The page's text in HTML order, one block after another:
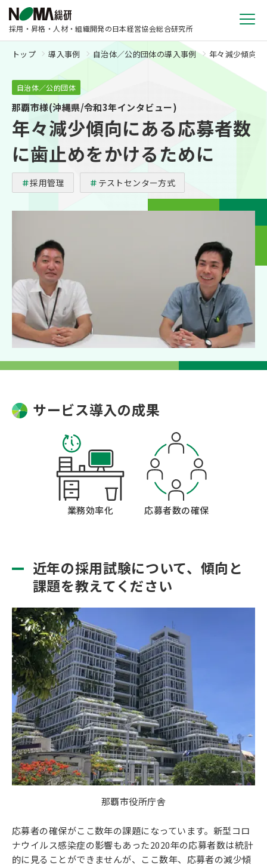
採用・昇格・人材・組織開発の日本経営協会総合研究所
トップ 導入事例 自治体／公的団体の導入事例 年々減少傾向
自治体／公的団体
那覇市様(沖縄県/令和3年インタビュー)
年々減少傾向にある応募者数
に歯止めをかけるために
採用管理 テストセンター方式
サービス導入の成果
業務効率化 応募者数の確保
近年の採用試験について、傾向と
課題を教えてください
那覇市役所庁舎
応募者の確保がここ数年の課題になっています。新型コロ
ナウイルス感染症の影響もあった2020年の応募者数は統計
的に見ることができませんが、ここ数年、応募者の減少傾